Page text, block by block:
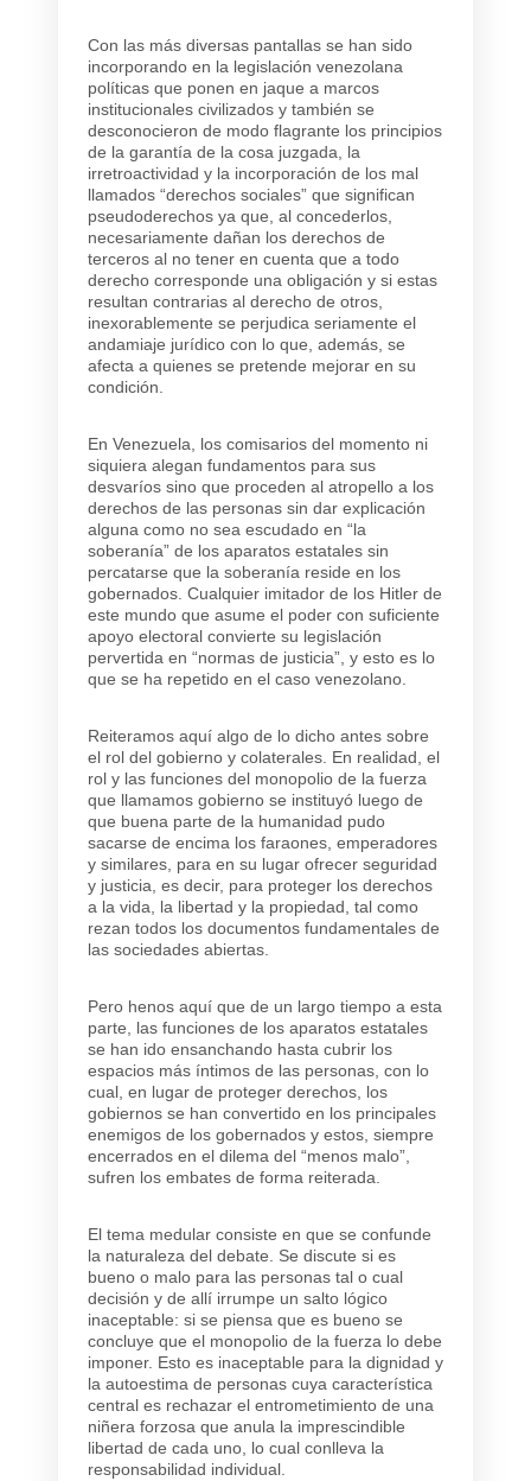
Con las más diversas pantallas se han sido
incorporando en la legislación venezolana
políticas que ponen en jaque a marcos
institucionales civilizados y también se
desconocieron de modo flagrante los principios
de la garantía de la cosa juzgada, la
irretroactividad y la incorporación de los mal
llamados “derechos sociales” que significan
pseudoderechos ya que, al concederlos,
necesariamente dañan los derechos de
terceros al no tener en cuenta que a todo
derecho corresponde una obligación y si estas
resultan contrarias al derecho de otros,
inexorablemente se perjudica seriamente el
andamiaje jurídico con lo que, además, se
afecta a quienes se pretende mejorar en su
condición.
En Venezuela, los comisarios del momento ni
siquiera alegan fundamentos para sus
desvaríos sino que proceden al atropello a los
derechos de las personas sin dar explicación
alguna como no sea escudado en “la
soberanía” de los aparatos estatales sin
percatarse que la soberanía reside en los
gobernados. Cualquier imitador de los Hitler de
este mundo que asume el poder con suficiente
apoyo electoral convierte su legislación
pervertida en “normas de justicia”, y esto es lo
que se ha repetido en el caso venezolano.
Reiteramos aquí algo de lo dicho antes sobre
el rol del gobierno y colaterales. En realidad, el
rol y las funciones del monopolio de la fuerza
que llamamos gobierno se instituyó luego de
que buena parte de la humanidad pudo
sacarse de encima los faraones, emperadores
y similares, para en su lugar ofrecer seguridad
y justicia, es decir, para proteger los derechos
a la vida, la libertad y la propiedad, tal como
rezan todos los documentos fundamentales de
las sociedades abiertas.
Pero henos aquí que de un largo tiempo a esta
parte, las funciones de los aparatos estatales
se han ido ensanchando hasta cubrir los
espacios más íntimos de las personas, con lo
cual, en lugar de proteger derechos, los
gobiernos se han convertido en los principales
enemigos de los gobernados y estos, siempre
encerrados en el dilema del “menos malo”,
sufren los embates de forma reiterada.
El tema medular consiste en que se confunde
la naturaleza del debate. Se discute si es
bueno o malo para las personas tal o cual
decisión y de allí irrumpe un salto lógico
inaceptable: si se piensa que es bueno se
concluye que el monopolio de la fuerza lo debe
imponer. Esto es inaceptable para la dignidad y
la autoestima de personas cuya característica
central es rechazar el entrometimiento de una
niñera forzosa que anula la imprescindible
libertad de cada uno, lo cual conlleva la
responsabilidad individual.